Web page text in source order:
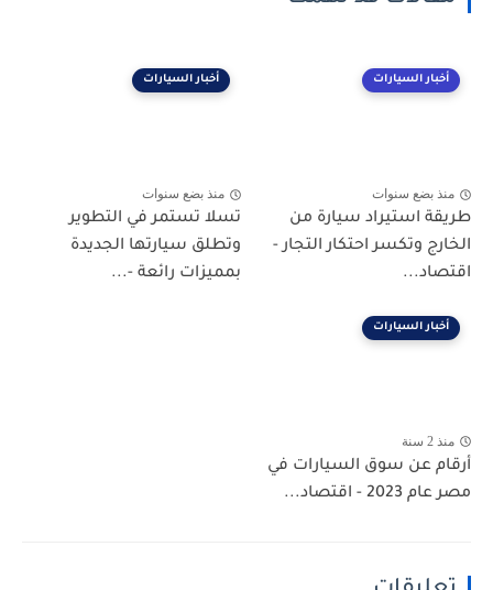
أخبار السيارات
منذ بضع سنوات
طريقة استيراد سيارة من
الخارج وتكسر احتكار التجار -
اقتصاد...
أخبار السيارات
منذ بضع سنوات
تسلا تستمر في التطوير
وتطلق سيارتها الجديدة
بمميزات رائعة -...
أخبار السيارات
منذ 2 سنة
أرقام عن سوق السيارات في
مصر عام 2023 - اقتصاد...